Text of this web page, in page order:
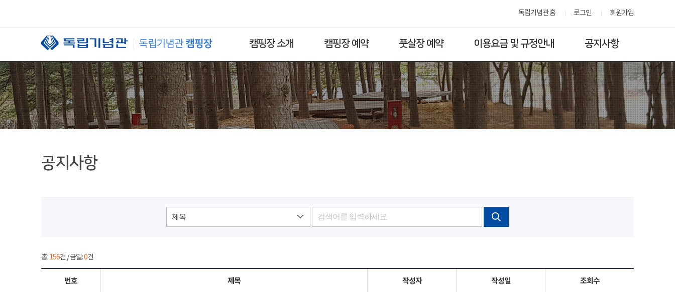
독립기념관 홈 로그인 회원가입
캠핑장 소개 캠핑장 예약 풋살장 예약 이용요금 및 규정안내 공지사항
공지사항
제목
총:156건 / 금일:0건
번호 제목 작성자 작성일 조회수